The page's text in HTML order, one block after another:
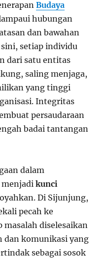
Budaya
hubungan
dan bawahan
setiap individu
dari satu entitas
saling menjaga,
yang tinggi
Integritas
persaudaraan
badai tantangan
dalam
menjadikunci
Di Sijunjung,
pecah ke
masalah diselesaikan
dan komunikasi yang
sebagai sosok